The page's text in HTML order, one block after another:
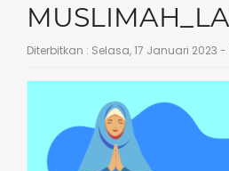
Diterbitkan : Selasa, 17 Januari 2023 -